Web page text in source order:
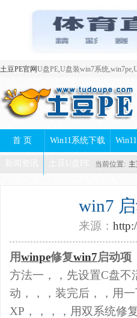
土豆PE官网U盘PE,U盘装win7系统
首 页 Win11系统下载
当前位置:
win7
来源：
用winpe修复win7启动项
方法一，，先设置C盘不
动，，，装完后，，用
XP，，，，用双系统修